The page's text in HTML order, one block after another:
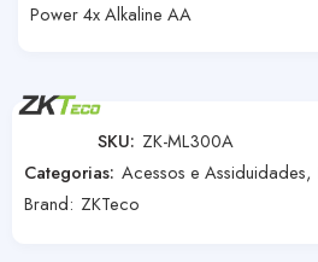
Power 4x Alkaline AA
SKU: ZK-ML300A
Categorias: Acessos e Assiduidades,
Brand: ZKTeco